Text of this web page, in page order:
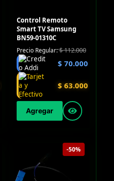
Control Remoto
Smart TV Samsung
BN59-01310C
Precio Regular:$112.000
$ 70.000
$ 63.000
Agregar
-50%